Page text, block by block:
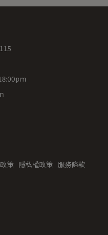
策 隱私權政策 服務條款